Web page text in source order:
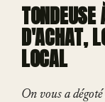
D'ACHAT,
LOCAL
On vous a